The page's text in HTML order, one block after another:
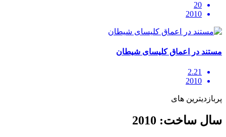
20
2010
مستند در اعماق کلیسای شیطان
2.21
2010
پربازدیترین های
سال ساخت: 2010